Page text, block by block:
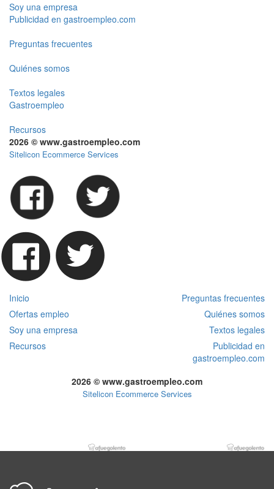
Soy una empresa
Publicidad en gastroempleo.com
Preguntas frecuentes
Quiénes somos
Textos legales
Gastroempleo
Recursos
2026 © www.gastroempleo.com
Sitelicon Ecommerce Services
Inicio
Preguntas frecuentes
Ofertas empleo
Quiénes somos
Soy una empresa
Textos legales
Recursos
Publicidad en
gastroempleo.com
2026 © www.gastroempleo.com
Sitelicon Ecommerce Services